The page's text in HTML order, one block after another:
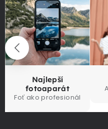
Najlepší
fotoaparát
Foť ako profesionál